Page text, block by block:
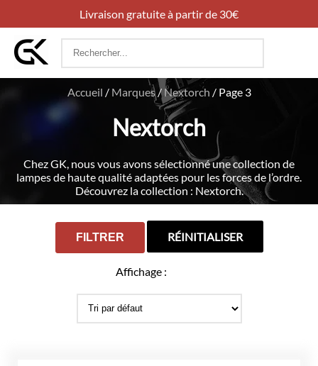
Livraison gratuite à partir de 30€
Rechercher
Accueil / Marques/ Nextorch / Page 3
Nextorch
Chez GK, nous vous avons sélectionné une collection de
lampes de haute qualité adaptées pour les forces de l’ordre.
Découvrez la collection : Nextorch.
FILTRER RÉINITIALISER
Affichage :